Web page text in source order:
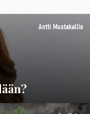
Antti Mustakallio